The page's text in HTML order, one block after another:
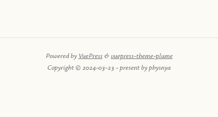
Powered by VuePress&vuepress-theme-plume
Copyright © 2024-03-23 - present by physnya